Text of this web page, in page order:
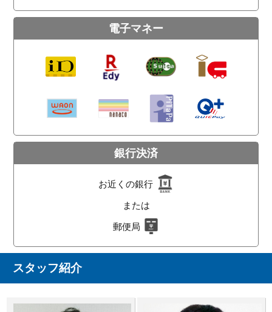
電子マネー
銀行決済
お近くの銀行
または
郵便局
スタッフ紹介